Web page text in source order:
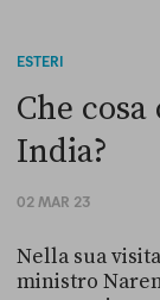
ESTERI
Che
India?
02 MAR 23
Nella sua
ministro